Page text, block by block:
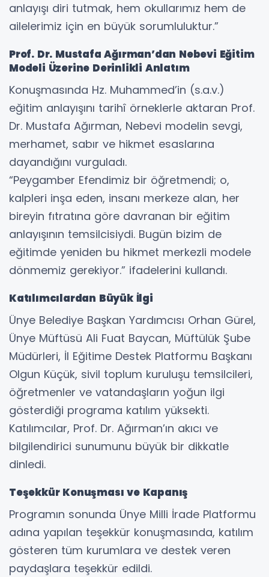
anlayışı diri tutmak, hem okullarımız hem de
ailelerimiz için en büyük sorumluluktur.”
Prof. Dr. Mustafa Ağırman’dan Nebevi Eğitim
Modeli Üzerine Derinlikli Anlatım
Konuşmasında Hz. Muhammed’in (s.a.v.)
eğitim anlayışını tarihî örneklerle aktaran Prof.
Dr. Mustafa Ağırman, Nebevi modelin sevgi,
merhamet, sabır ve hikmet esaslarına
dayandığını vurguladı.
“Peygamber Efendimiz bir öğretmendi; o,
kalpleri inşa eden, insanı merkeze alan, her
bireyin fıtratına göre davranan bir eğitim
anlayışının temsilcisiydi. Bugün bizim de
eğitimde yeniden bu hikmet merkezli modele
dönmemiz gerekiyor.” ifadelerini kullandı.
Katılımcılardan Büyük İlgi
Ünye Belediye Başkan Yardımcısı Orhan Gürel,
Ünye Müftüsü Ali Fuat Baycan, Müftülük Şube
Müdürleri, İl Eğitime Destek Platformu Başkanı
Olgun Küçük, sivil toplum kuruluşu temsilcileri,
öğretmenler ve vatandaşların yoğun ilgi
gösterdiği programa katılım yüksekti.
Katılımcılar, Prof. Dr. Ağırman’ın akıcı ve
bilgilendirici sunumunu büyük bir dikkatle
dinledi.
Teşekkür Konuşması ve Kapanış
Programın sonunda Ünye Milli İrade Platformu
adına yapılan teşekkür konuşmasında, katılım
gösteren tüm kurumlara ve destek veren
paydaşlara teşekkür edildi.